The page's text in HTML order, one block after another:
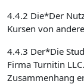
4.4.2 Die*Der
Kursen von
4.4.3 Der*Die
Firma Turnitin
Zusammenhang